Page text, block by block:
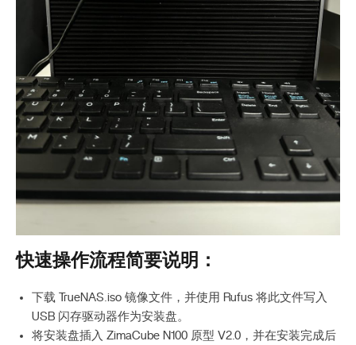
快速操作流程简要说明：
下载 TrueNAS.iso 镜像文件，并使用 Rufus 将此文件写入
USB 闪存驱动器作为安装盘。
将安装盘插入 ZimaCube N100 原型 V2.0，并在安装完成后